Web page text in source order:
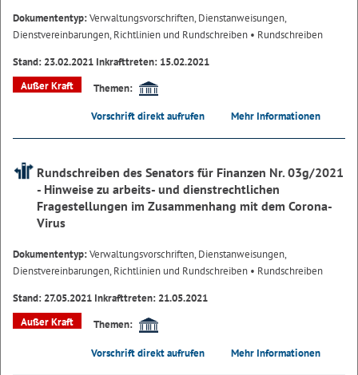
Dokumententyp:Verwaltungsvorschriften, Dienstanweisungen,
Dienstvereinbarungen, Richtlinien und Rundschreiben • Rundschreiben
Stand: 23.02.2021 Inkrafttreten: 15.02.2021
Außer Kraft
Themen:
Vorschrift direkt aufrufen Mehr Informationen
Rundschreiben des Senators für Finanzen Nr. 03g/2021
- Hinweise zu arbeits- und dienstrechtlichen
Fragestellungen im Zusammenhang mit dem Corona-
Virus
Dokumententyp:Verwaltungsvorschriften, Dienstanweisungen,
Dienstvereinbarungen, Richtlinien und Rundschreiben • Rundschreiben
Stand: 27.05.2021 Inkrafttreten: 21.05.2021
Außer Kraft
Themen:
Vorschrift direkt aufrufen Mehr Informationen